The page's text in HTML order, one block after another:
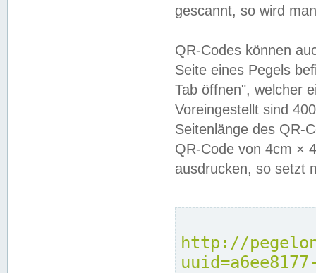
gescannt, so wird
QR-Codes können
Seite eines Pegels
Tab öffnen", welcher
Voreingestellt sind
Seitenlänge des QR-
QR-Code von 4cm ×
ausdrucken, so setzt
http://